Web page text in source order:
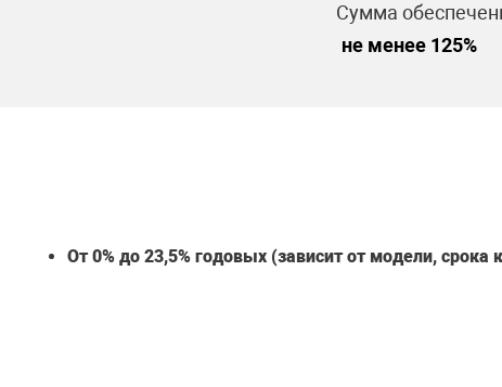
Сумма
не менее 125%
От 0% до 23,5% годовых (зависит от модели, срока